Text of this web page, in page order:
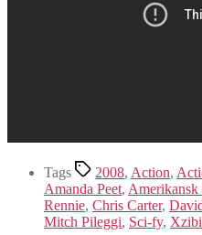
Tags 2008, Action,
Amanda Peet,
Rennie, Chris Carter,
Mitch Pileggi, Sci-fy,